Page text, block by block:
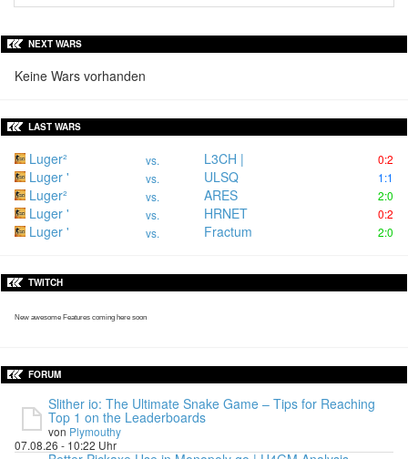
NEXT WARS
Keine Wars vorhanden
LAST WARS
Luger² vs. L3CH | 0:2
Luger ' vs. ULSQ 1:1
Luger² vs. ARES 2:0
Luger ' vs. HRNET 0:2
Luger ' vs. Fractum 2:0
TWITCH
New awesome Features coming here soon
FORUM
Slither io: The Ultimate Snake Game – Tips for Reaching
Top 1 on the Leaderboards
von Plymouthy
07.08.26 - 10:22 Uhr